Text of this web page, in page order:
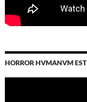
HORROR HVMANVM EST